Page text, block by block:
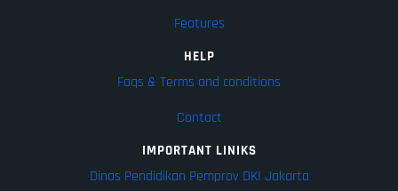
Features
HELP
Faqs & Terms and conditions
Contact
IMPORTANT LINIKS
Dinas Pendidikan Pemprov DKI Jakarta